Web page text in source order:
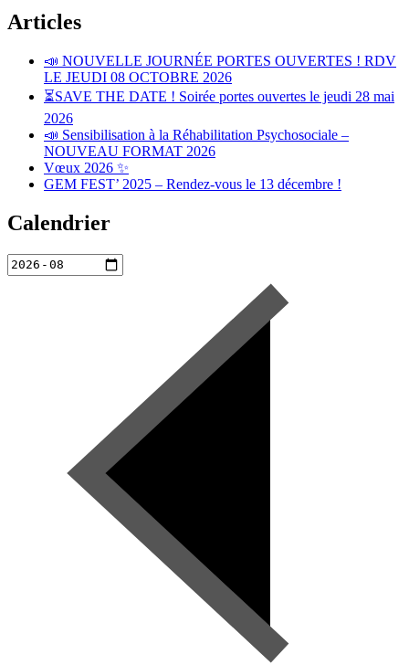
Articles
📣 NOUVELLE JOURNÉE PORTES OUVERTES ! RDV
LE JEUDI 08 OCTOBRE 2026
⏳SAVE THE DATE ! Soirée portes ouvertes le jeudi 28 mai
2026
📣 Sensibilisation à la Réhabilitation Psychosociale –
NOUVEAU FORMAT 2026
Vœux 2026 ✨
GEM FEST’ 2025 – Rendez-vous le 13 décembre !
Calendrier